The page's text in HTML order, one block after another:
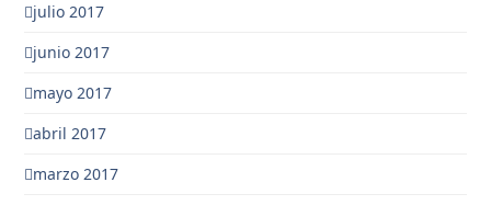
julio 2017
junio 2017
mayo 2017
abril 2017
marzo 2017